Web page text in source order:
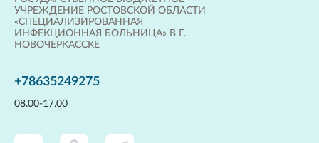
УЧРЕЖДЕНИЕ РОСТОВСКОЙ ОБЛАСТИ
«СПЕЦИАЛИЗИРОВАННАЯ
ИНФЕКЦИОННАЯ БОЛЬНИЦА» В Г.
НОВОЧЕРКАССКЕ
+78635249275
08.00-17.00